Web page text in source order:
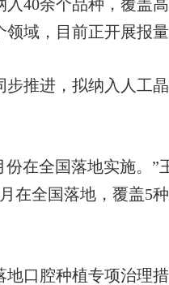
40余个品种，覆盖
域，目前正开展报量
推进，拟纳入人工
在全国落地实施。”
在全国落地，覆盖5
口腔种植专项治理